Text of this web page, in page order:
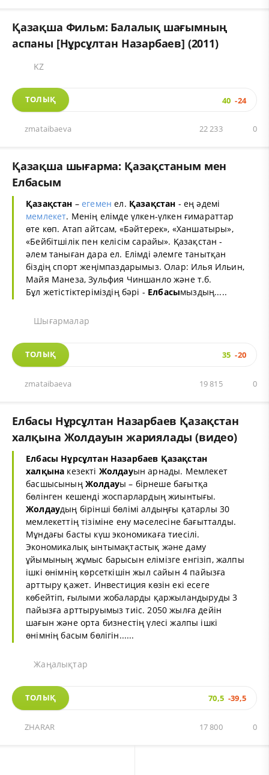
Қазақша Фильм: Балалық шағымның
аспаны [Нұрсұлтан Назарбаев] (2011)
KZ
ТОЛЫҚ 40 -24
zmataibaeva 0
22 233
Қазақша шығарма: Қазақстаным мен
Елбасым
Қазақстан –егемен ел. Қазақстан - ең әдемі
мемлекет. Менің елімде үлкен-үлкен ғимараттар
өте көп. Атап айтсам, «Бәйтерек», «Ханшатыры»,
«Бейбітшілік пен келісім сарайы». Қазақстан -
әлем таныған дара ел. Елімді әлемге танытқан
біздің спорт жеңімпаздарымыз. Олар: Илья Ильин,
Майя Манеза, Зульфия Чиншанло және т.б.
Бұл жетістіктеріміздің бәрі - Елбасымыздың.....
Шығармалар
ТОЛЫҚ 35 -20
zmataibaeva 0
19 815
Елбасы Нұрсұлтан Назарбаев Қазақстан
халқына Жолдауын жариялады (видео)
Елбасы Нұрсұлтан Назарбаев Қазақстан
халқына кезекті Жолдауын арнады. Мемлекет
басшысының Жолдауы – бірнеше бағытқа
бөлінген кешенді жоспарлардың жиынтығы.
Жолдаудың бірінші бөлімі алдыңғы қатарлы 30
мемлекеттің тізіміне ену мәселесіне бағытталды.
Мұндағы басты күш экономикаға тиесілі.
Экономикалық ынтымақтастық және даму
ұйымының жұмыс барысын елімізге енгізіп, жалпы
ішкі өнімнің көрсеткішін жыл сайын 4 пайызға
арттыру қажет. Инвестиция көзін екі есеге
көбейтіп, ғылыми жобаларды қаржыландыруды 3
пайызға арттыруымыз тиіс. 2050 жылға дейін
шағын және орта бизнестің үлесі жалпы ішкі
өнімнің басым бөлігін......
Жаңалықтар
ТОЛЫҚ 70,5 -39,5
ZHARAR 0
17 800